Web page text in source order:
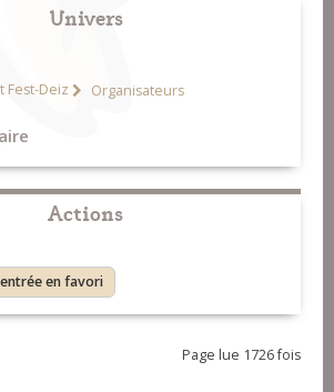
Univers
Fest-Deiz Organisateurs
Actions
en favori
Page lue 1726 fois